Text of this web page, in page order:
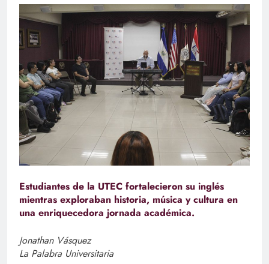
Estudiantes de la UTEC fortalecieron su inglés
mientras exploraban historia, música y cultura en
una enriquecedora jornada académica.
Jonathan Vásquez
La Palabra Universitaria